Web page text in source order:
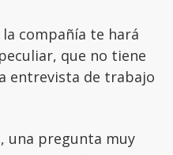
compañía te hará
que no tiene
entrevista de trabajo
una pregunta muy